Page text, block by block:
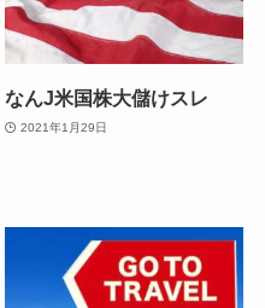
なんJ米国株大儲けスレ
2021年1月29日